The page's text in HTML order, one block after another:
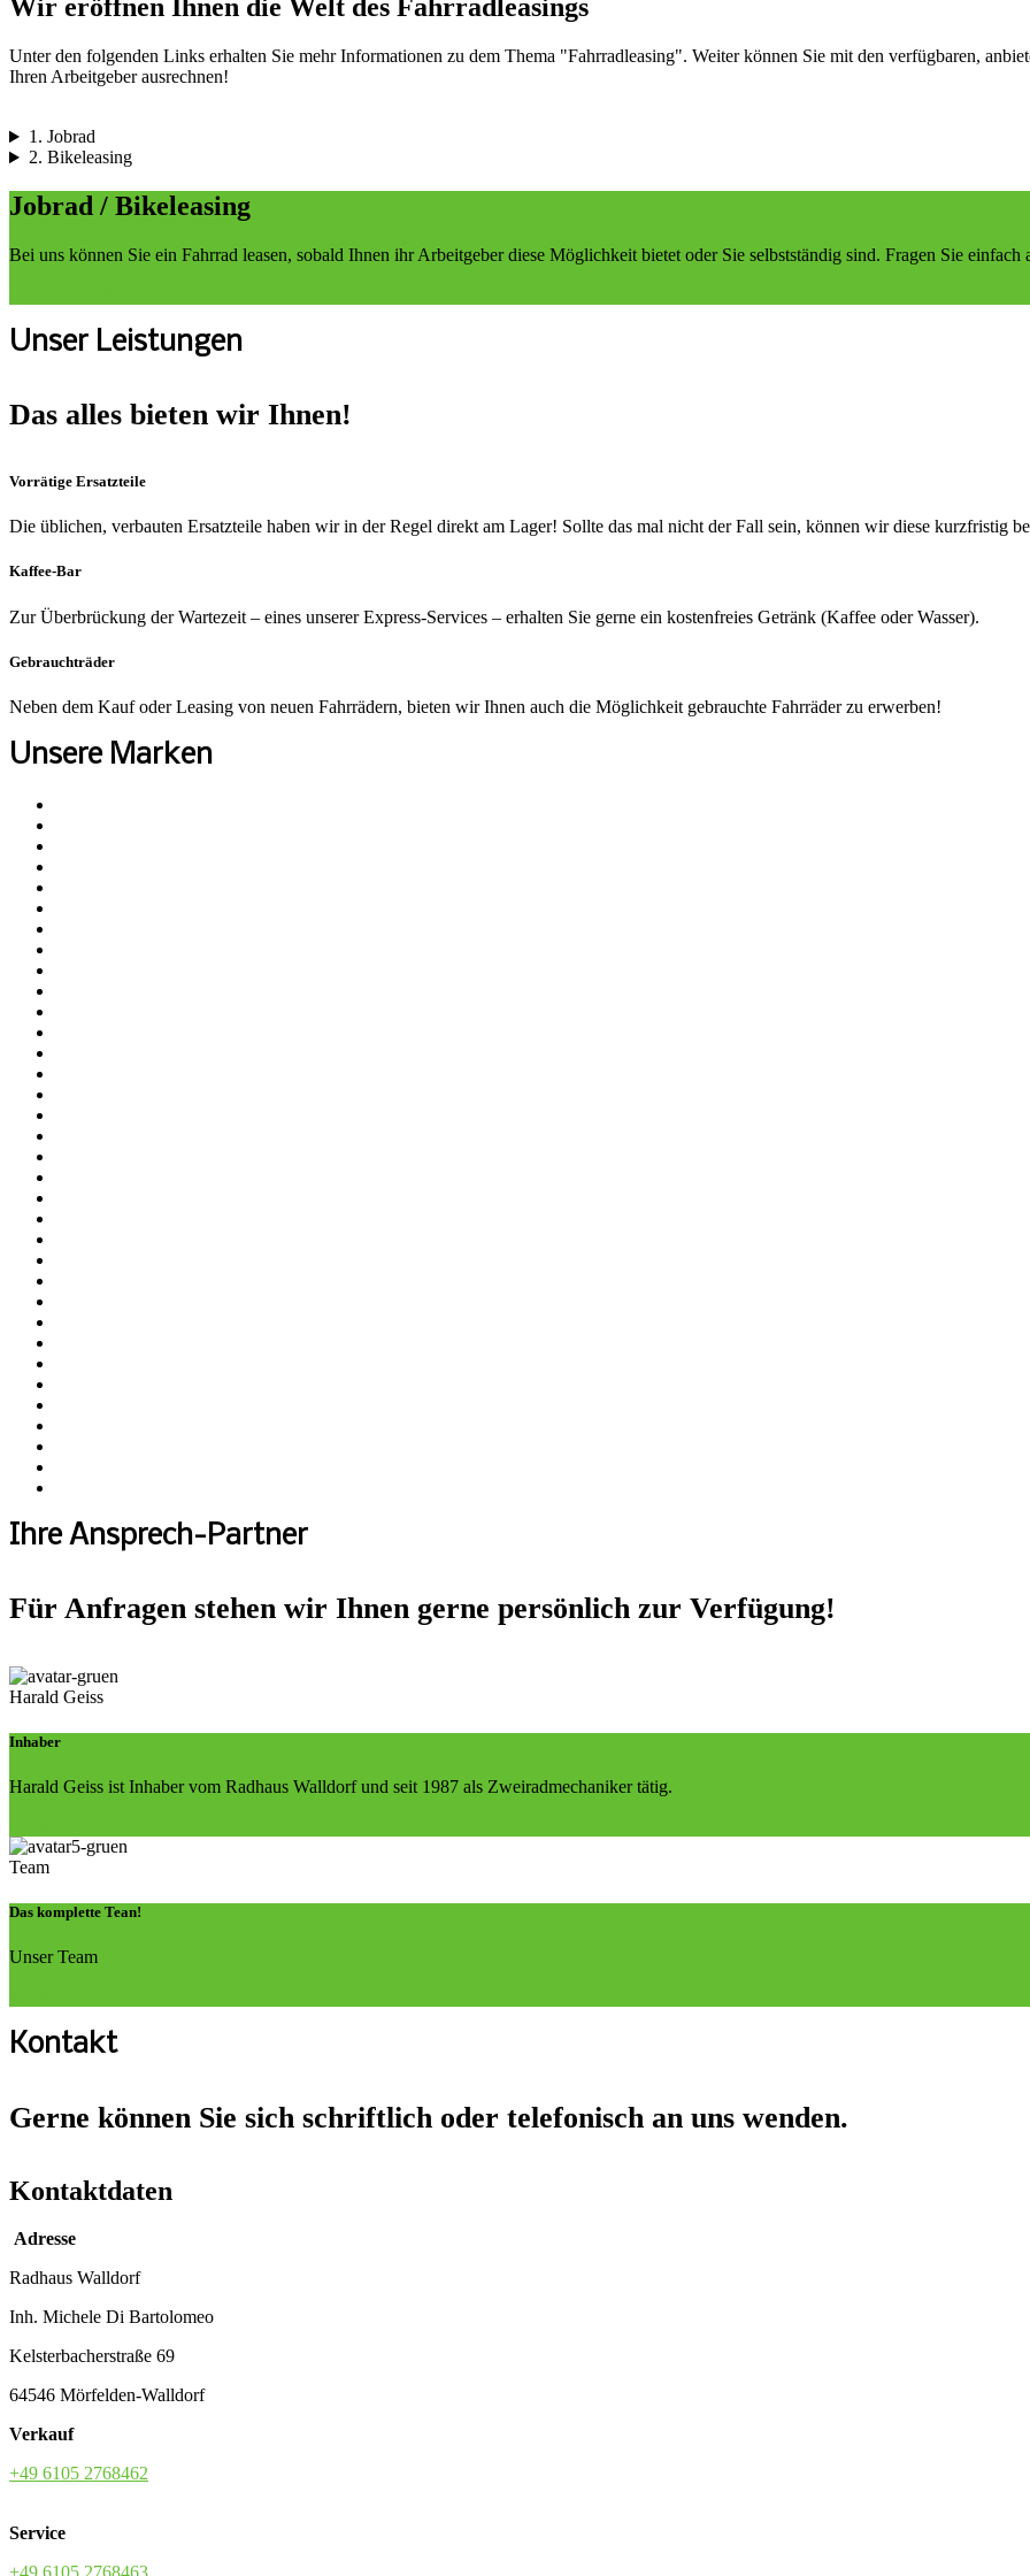
Wir eröffnen Ihnen die Welt des Fahrradleasings
Unter den folgenden Links erhalten Sie mehr Informationen zu dem Thema "Fahrradleasing". Weiter können Sie mit den verfügbaren,
Ihren Arbeitgeber ausrechnen!
1. Jobrad
2. Bikeleasing
Jobrad / Bikeleasing
Bei uns können Sie ein Fahrrad leasen, sobald Ihnen ihr Arbeitgeber diese Möglichkeit bietet oder Sie selbstständig sind. Fragen Sie
Unser Leistungen
Das alles bieten wir Ihnen!
Vorrätige Ersatzteile
Die üblichen, verbauten Ersatzteile haben wir in der Regel direkt am Lager! Sollte das mal nicht der Fall sein, können wir diese kurzfristig
Kaffee-Bar
Zur Überbrückung der Wartezeit – eines unserer Express-Services – erhalten Sie gerne ein kostenfreies Getränk (Kaffee oder Wasser).
Gebrauchträder
Neben dem Kauf oder Leasing von neuen Fahrrädern, bieten wir Ihnen auch die Möglichkeit gebrauchte Fahrräder zu erwerben!
Unsere Marken
Ihre Ansprech-Partner
Für Anfragen stehen wir Ihnen gerne persönlich zur Verfügung!
Harald Geiss
Inhaber
Harald Geiss ist Inhaber vom Radhaus Walldorf und seit 1987 als Zweiradmechaniker tätig.
Team
Das komplette Tean!
Unser Team
Kontakt
Gerne können Sie sich schriftlich oder telefonisch an uns wenden.
Kontaktdaten
Adresse
Radhaus Walldorf
Inh. Michele Di Bartolomeo
Kelsterbacherstraße 69
64546 Mörfelden-Walldorf
Verkauf
+49 6105 2768462
Service